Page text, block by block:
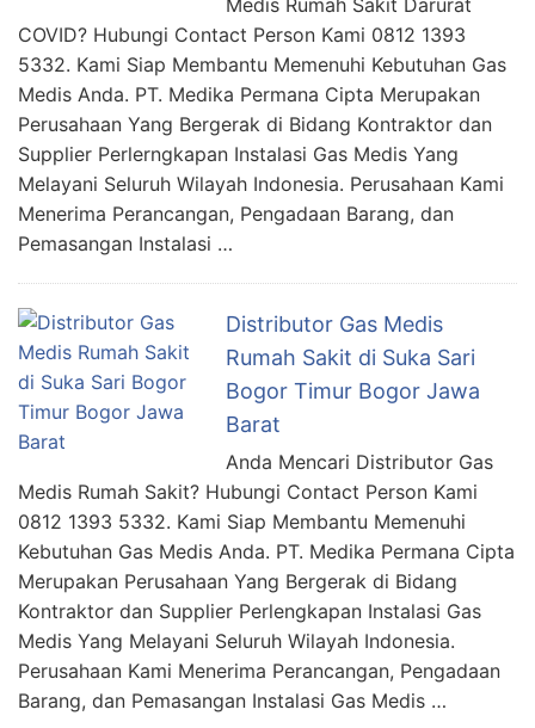
Medis Rumah Sakit Darurat
COVID? Hubungi Contact Person Kami 0812 1393
5332. Kami Siap Membantu Memenuhi Kebutuhan Gas
Medis Anda. PT. Medika Permana Cipta Merupakan
Perusahaan Yang Bergerak di Bidang Kontraktor dan
Supplier Perlerngkapan Instalasi Gas Medis Yang
Melayani Seluruh Wilayah Indonesia. Perusahaan Kami
Menerima Perancangan, Pengadaan Barang, dan
Pemasangan Instalasi …
Distributor Gas Medis
Rumah Sakit di Suka Sari
Bogor Timur Bogor Jawa
Barat
Anda Mencari Distributor Gas
Medis Rumah Sakit? Hubungi Contact Person Kami
0812 1393 5332. Kami Siap Membantu Memenuhi
Kebutuhan Gas Medis Anda. PT. Medika Permana Cipta
Merupakan Perusahaan Yang Bergerak di Bidang
Kontraktor dan Supplier Perlengkapan Instalasi Gas
Medis Yang Melayani Seluruh Wilayah Indonesia.
Perusahaan Kami Menerima Perancangan, Pengadaan
Barang, dan Pemasangan Instalasi Gas Medis …